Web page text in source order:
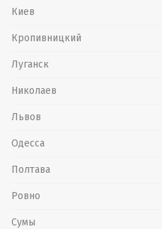
Киев
Кропивницкий
Луганск
Николаев
Львов
Одесса
Полтава
Ровно
Сумы